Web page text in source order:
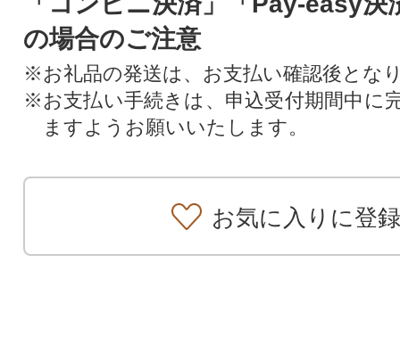
の場合のご注意
※お礼品の発送は、お支払い確認後とな
※お支払い手続きは、申込受付期間中に
ますようお願いいたします。
お気に入りに登録